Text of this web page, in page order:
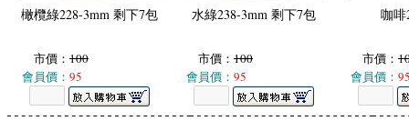
橄欖綠228-3mm 剩下7包
市價： 100
會員價： 95
水綠238-3mm 剩下7包
市價： 100
會員價： 95
咖啡
市價：
會員價：